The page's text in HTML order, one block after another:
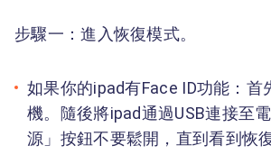
步驟一：進入恢復模式。
如果你的ipad有Face ID功能：首
機。隨後將ipad通過USB連接至
源」按鈕不要鬆開，直到看到恢